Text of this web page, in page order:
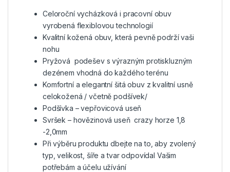
Celoroční vycházková i pracovní obuv
vyrobená flexiblovou technologií
Kvalitní kožená obuv, která pevně podrží vaši
nohu
Pryžová podešev s výrazným protiskluzným
dezénem vhodná do každého terénu
Komfortní a elegantní šitá obuv z kvalitní usně
celokožená / včetně podšívek/
Podšívka – vepřovicová useň
Svršek – hovězinová useň crazy horze 1,8
-2,0mm
Při výběru produktu dbejte na to, aby zvolený
typ, velikost, šíře a tvar odpovídal Vašim
potřebám a účelu užívání